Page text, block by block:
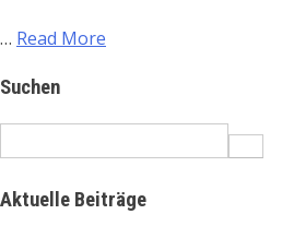
… Read More
Suchen
for:
Aktuelle Beiträge